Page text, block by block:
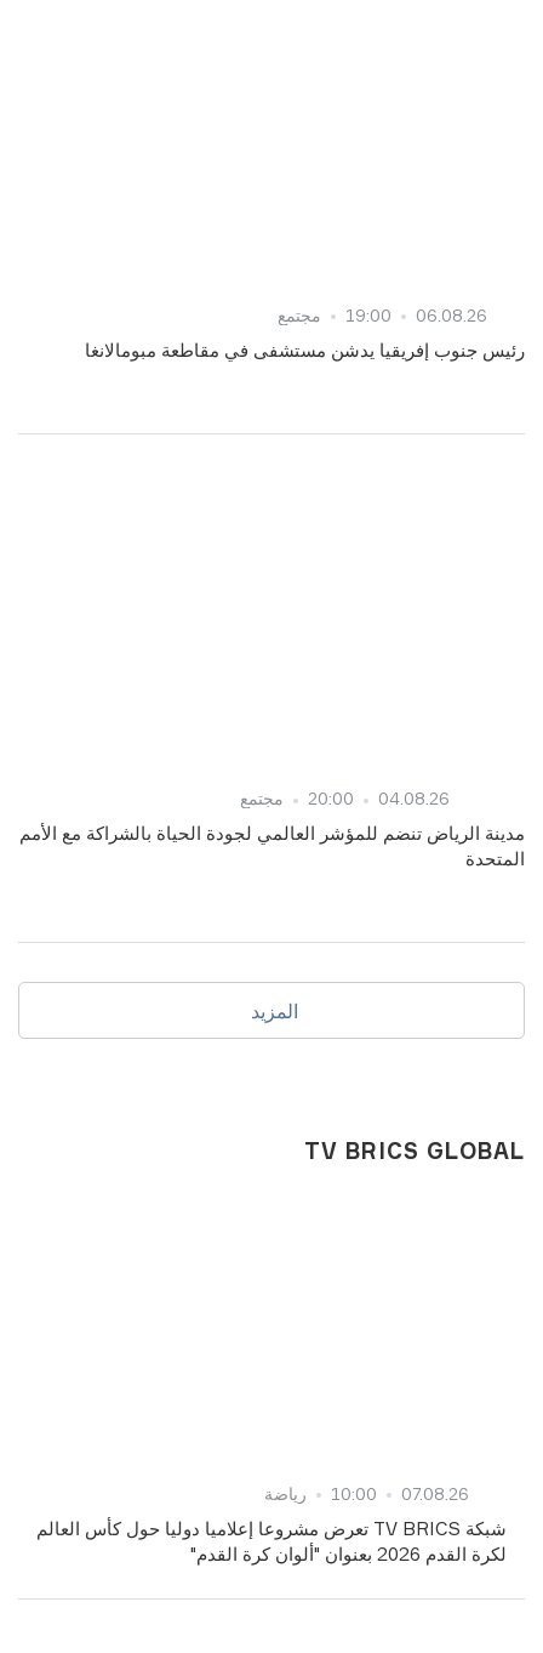
TV BRICS GLOBAL
07.08.26
10:00 رياضة
شبكة TV BRICS تعرض مشروعا إعلاميا دوليا حول كأس العالم
لكرة القدم 2026 بعنوان "ألوان كرة القدم"
06.08.26
19:00 مجتمع
رئيس جنوب إفريقيا يدشن مستشفى في مقاطعة مبومالانغا
04.08.26
20:00 مجتمع
مدينة الرياض تنضم للمؤشر العالمي لجودة الحياة بالشراكة مع الأمم
المتحدة
المزيد